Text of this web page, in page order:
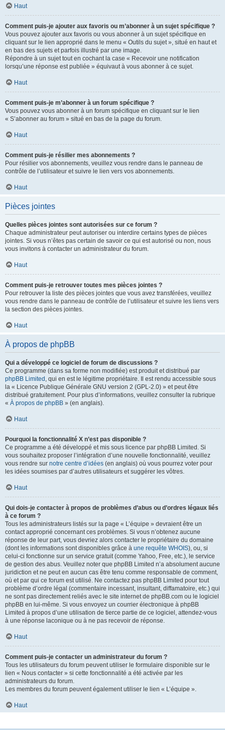
Haut
Comment puis-je ajouter aux favoris ou m’abonner à un sujet spécifique ?
Vous pouvez ajouter aux favoris ou vous abonner à un sujet spécifique en
cliquant sur le lien approprié dans le menu « Outils du sujet », situé en haut et
en bas des sujets et parfois illustré par une image.
Répondre à un sujet tout en cochant la case « Recevoir une notification
lorsqu’une réponse est publiée » équivaut à vous abonner à ce sujet.
Haut
Comment puis-je m’abonner à un forum spécifique ?
Vous pouvez vous abonner à un forum spécifique en cliquant sur le lien
« S’abonner au forum » situé en bas de la page du forum.
Haut
Comment puis-je résilier mes abonnements ?
Pour résilier vos abonnements, veuillez vous rendre dans le panneau de
contrôle de l’utilisateur et suivre le lien vers vos abonnements.
Haut
Pièces jointes
Quelles pièces jointes sont autorisées sur ce forum ?
Chaque administrateur peut autoriser ou interdire certains types de pièces
jointes. Si vous n’êtes pas certain de savoir ce qui est autorisé ou non, nous
vous invitons à contacter un administrateur du forum.
Haut
Comment puis-je retrouver toutes mes pièces jointes ?
Pour retrouver la liste des pièces jointes que vous avez transférées, veuillez
vous rendre dans le panneau de contrôle de l’utilisateur et suivre les liens vers
la section des pièces jointes.
Haut
À propos de phpBB
Qui a développé ce logiciel de forum de discussions ?
Ce programme (dans sa forme non modifiée) est produit et distribué par
phpBB Limited , qui en est le légitime propriétaire. Il est rendu accessible sous
la « Licence Publique Générale GNU version 2 (GPL-2.0) » et peut être
distribué gratuitement. Pour plus d’informations, veuillez consulter la rubrique
« À propos de phpBB » (en anglais).
Haut
Pourquoi la fonctionnalité X n’est pas disponible ?
Ce programme a été développé et mis sous licence par phpBB Limited. Si
vous souhaitez proposer l’intégration d’une nouvelle fonctionnalité, veuillez
vous rendre sur notre centre d’idées (en anglais) où vous pourrez voter pour
les idées soumises par d’autres utilisateurs et suggérer les vôtres.
Haut
Qui dois-je contacter à propos de problèmes d’abus ou d’ordres légaux liés
à ce forum ?
Tous les administrateurs listés sur la page « L’équipe » devraient être un
contact approprié concernant ces problèmes. Si vous n’obtenez aucune
réponse de leur part, vous devriez alors contacter le propriétaire du domaine
(dont les informations sont disponibles grâce à une requête WHOIS), ou, si
celui-ci fonctionne sur un service gratuit (comme Yahoo, Free, etc.), le service
de gestion des abus. Veuillez noter que phpBB Limited n’a absolument aucune
juridiction et ne peut en aucun cas être tenu comme responsable de comment,
où et par qui ce forum est utilisé. Ne contactez pas phpBB Limited pour tout
problème d’ordre légal (commentaire incessant, insultant, diffamatoire, etc.) qui
ne sont pas directement reliés avec le site internet de phpBB.com ou le logiciel
phpBB en lui-même. Si vous envoyez un courrier électronique à phpBB
Limited à propos d’une utilisation de tierce partie de ce logiciel, attendez-vous
à une réponse laconique ou à ne pas recevoir de réponse.
Haut
Comment puis-je contacter un administrateur du forum ?
Tous les utilisateurs du forum peuvent utiliser le formulaire disponible sur le
lien « Nous contacter » si cette fonctionnalité a été activée par les
administrateurs du forum.
Les membres du forum peuvent également utiliser le lien « L’équipe ».
Haut